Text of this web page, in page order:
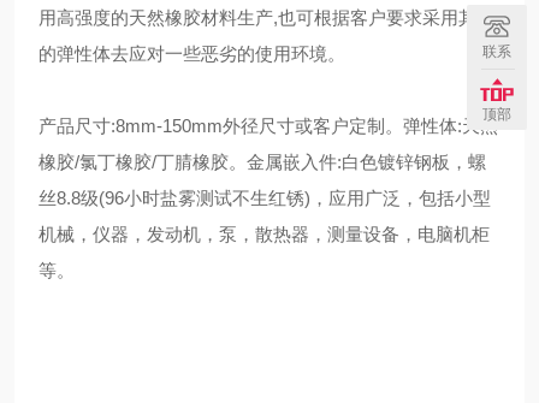
用高强度的天然橡胶材料生产,也可根据客户要求采用其它
的弹性体去应对一些恶劣的使用环境。
产品尺寸:8mm-150mm外径尺寸或客户定制。弹性体:天然
橡胶/氯丁橡胶/丁腈橡胶。金属嵌入件:白色镀锌钢板，螺
丝8.8级(96小时盐雾测试不生红锈)，应用广泛，包括小型
机械，仪器，发动机，泵，散热器，测量设备，电脑机柜
等。
联系
顶部